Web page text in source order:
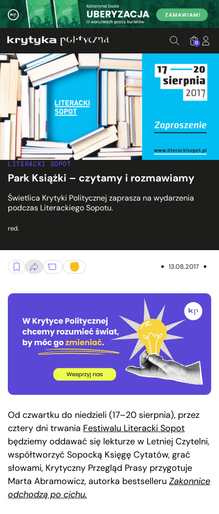
0
LITERACKI SOPOT
Park Książki – czytamy i rozmawiamy
Świetlica Krytyki Politycznej zaprasza na wydarzenia
podczas Literackiego Sopotu.
red.
13.08.2017
Od czwartku do niedzieli (17–20 sierpnia), przez
cztery dni trwania Festiwalu Literacki Sopot
będziemy oddawać się lekturze w Letniej Czytelni,
współtworzyć Sopocką Księgę Cytatów, grać
słowami, Krytyczny Przegląd Prasy przygotuje
Marta Abramowicz, autorka bestselleru Zakonnice
odchodzą po cichu.